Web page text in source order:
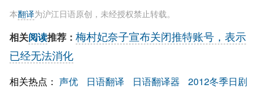
本翻译为沪江日语原创，未经授权禁止转载。
相关阅读推荐： 梅村妃奈子宣布关闭推特账号，表示
已经无法消化
相关热点： 声优 日语翻译 日语翻译器
2012冬季日剧